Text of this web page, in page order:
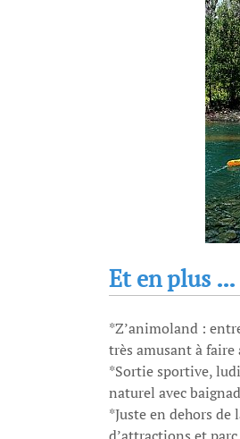
Et en plus …
*Z’animoland :
très amusant à faire
*Sortie sportive,
naturel avec
*Juste en dehors